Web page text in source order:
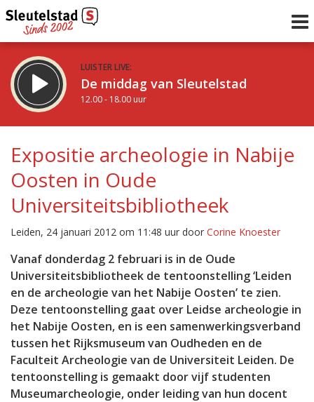
LUISTER LIVE:
De middag van Sleutelstad
12.00 - 18.00 uur
De vrijdagavond met Keanu
18.00 - 19.00 uur
Vorig uur
uur 1 van 0
Inklappen
Expositie archeologie in Nabije
Oosten in Oude
Universiteitsbibliotheek
Leiden, 24 januari 2012 om 11:48 uur door Corine Knoester
Vanaf donderdag 2 februari is in de Oude
Universiteitsbibliotheek de tentoonstelling ‘Leiden
en de archeologie van het Nabije Oosten’ te zien.
Deze tentoonstelling gaat over Leidse archeologie in
het Nabije Oosten, en is een samenwerkingsverband
tussen het Rijksmuseum van Oudheden en de
Faculteit Archeologie van de Universiteit Leiden. De
tentoonstelling is gemaakt door vijf studenten
Museumarcheologie, onder leiding van hun docent